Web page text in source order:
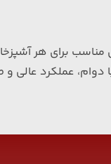
مناسب برای هر
دوام، عملکرد